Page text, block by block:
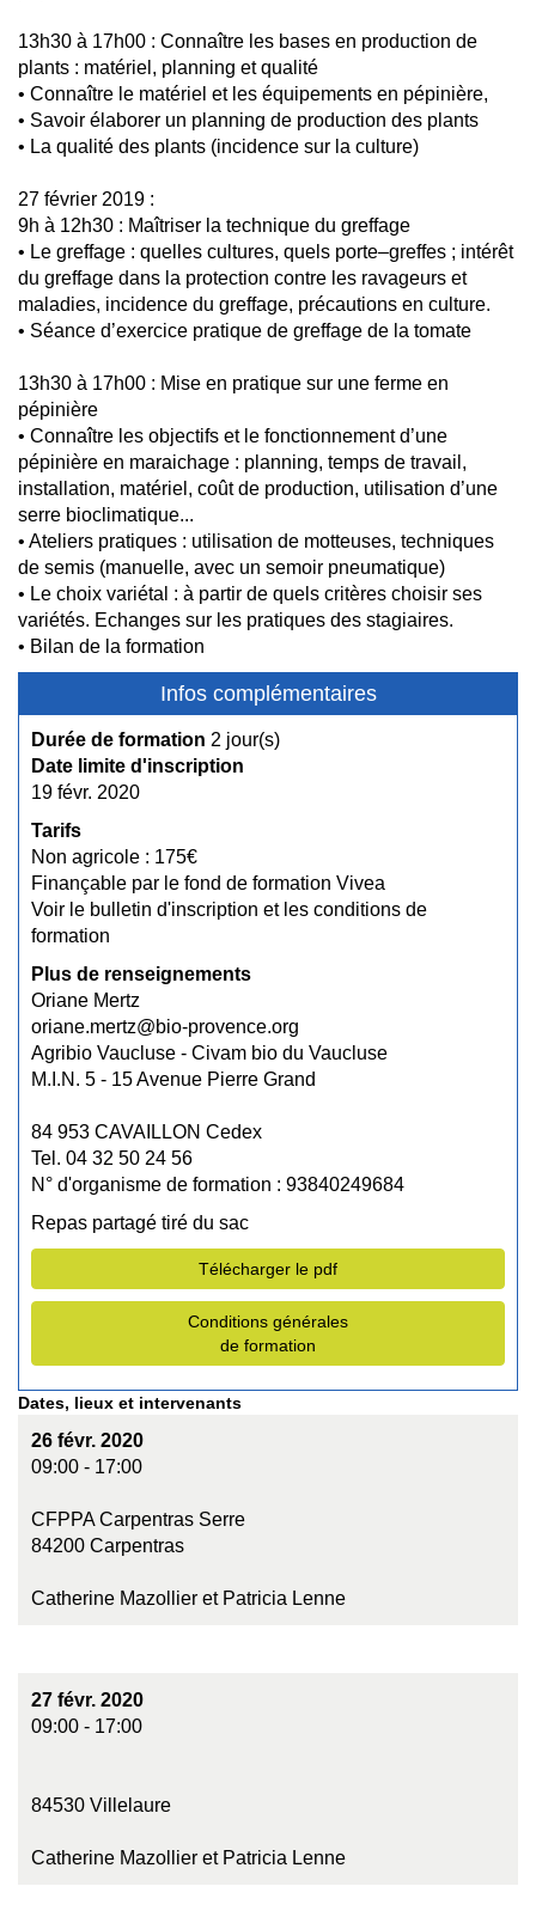
13h30 à 17h00 : Connaître les bases en production de
plants : matériel, planning et qualité
• Connaître le matériel et les équipements en pépinière,
• Savoir élaborer un planning de production des plants
• La qualité des plants (incidence sur la culture)
27 février 2019 :
9h à 12h30 : Maîtriser la technique du greffage
• Le greffage : quelles cultures, quels porte–greffes ; intérêt
du greffage dans la protection contre les ravageurs et
maladies, incidence du greffage, précautions en culture.
• Séance d’exercice pratique de greffage de la tomate
13h30 à 17h00 : Mise en pratique sur une ferme en
pépinière
• Connaître les objectifs et le fonctionnement d’une
pépinière en maraichage : planning, temps de travail,
installation, matériel, coût de production, utilisation d’une
serre bioclimatique...
• Ateliers pratiques : utilisation de motteuses, techniques
de semis (manuelle, avec un semoir pneumatique)
• Le choix variétal : à partir de quels critères choisir ses
variétés. Echanges sur les pratiques des stagiaires.
• Bilan de la formation
Infos complémentaires
Durée de formation 2 jour(s)
Date limite d'inscription
19 févr. 2020
Tarifs
Non agricole : 175€
Finançable par le fond de formation Vivea
Voir le bulletin d'inscription et les conditions de
formation
Plus de renseignements
Oriane Mertz
oriane.mertz@bio-provence.org
Agribio Vaucluse - Civam bio du Vaucluse
M.I.N. 5 - 15 Avenue Pierre Grand
84 953 CAVAILLON Cedex
Tel. 04 32 50 24 56
N° d'organisme de formation : 93840249684
Repas partagé tiré du sac
Télécharger le pdf
Conditions générales
de formation
Dates, lieux et intervenants
26 févr. 2020
09:00 - 17:00
CFPPA Carpentras Serre
84200 Carpentras
Catherine Mazollier et Patricia Lenne
27 févr. 2020
09:00 - 17:00
84530 Villelaure
Catherine Mazollier et Patricia Lenne